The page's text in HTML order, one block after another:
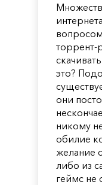
торрент-
это?
они
никому
обилие
желание
либо из
геймс не